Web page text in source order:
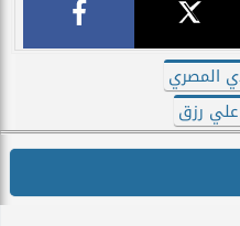
المصري
رزق